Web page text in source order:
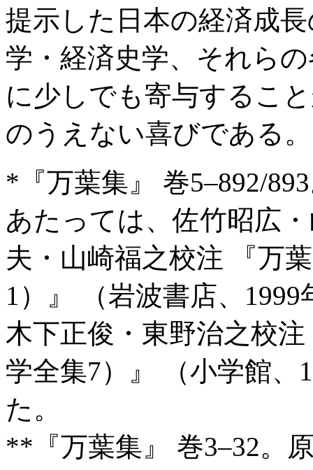
提示した日本の経済成
学・経済史学、それら
に少しでも寄与するこ
のうえない喜びである。
*『万葉集』 巻5–892/
あたっては、佐竹昭広
夫・山崎福之校注 『万
1）』 （岩波書店、
木下正俊・東野治之校
学全集7）』 （小学館、
た。
**『万葉集』 巻3–32。